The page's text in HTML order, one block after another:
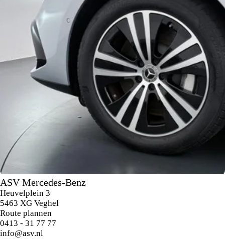
ASV Mercedes-Benz
Heuvelplein 3
5463 XG Veghel
Route plannen
0413 - 31 77 77
info@asv.nl